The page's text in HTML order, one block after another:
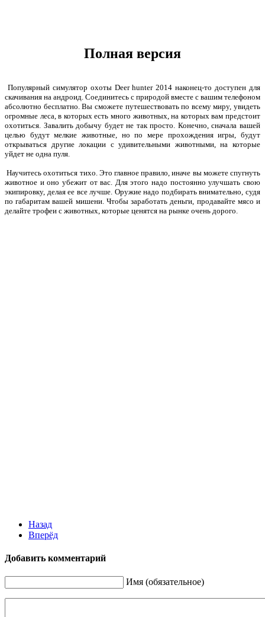
Полная версия
Популярный симулятор охоты Deer hunter 2014 наконец-то доступен для
скачивания на андроид. Соединитесь с природой вместе с вашим телефоном
абсолютно бесплатно. Вы сможете путешествовать по всему миру, увидеть
огромные леса, в которых есть много животных, на которых вам предстоит
охотиться. Завалить добычу будет не так просто. Конечно, сначала вашей
целью будут мелкие животные, но по мере прохождения игры, будут
открываться другие локации с удивительными животными, на которые
уйдет не одна пуля.
Научитесь охотиться тихо. Это главное правило, иначе вы можете спугнуть
животное и оно убежит от вас. Для этого надо постоянно улучшать свою
экипировку, делая ее все лучше. Оружие надо подбирать внимательно, судя
по габаритам вашей мишени. Чтобы заработать деньги, продавайте мясо и
делайте трофеи с животных, которые ценятся на рынке очень дорого.
Назад
Вперёд
Добавить комментарий
Имя (обязательное)